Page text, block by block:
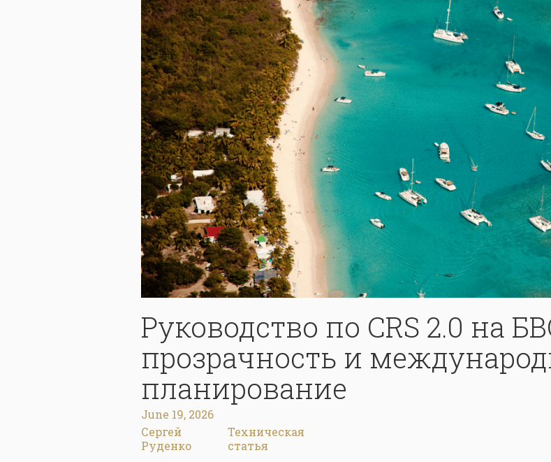
Руководство по CRS 2.0 на
прозрачность и
планирование
June 19, 2026
Сергей
Руденко
Техническая
статья